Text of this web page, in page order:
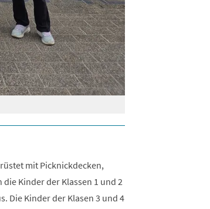
mit Picknickdecken,
Kinder der Klassen 1 und 2
Die Kinder der Klasen 3 und 4